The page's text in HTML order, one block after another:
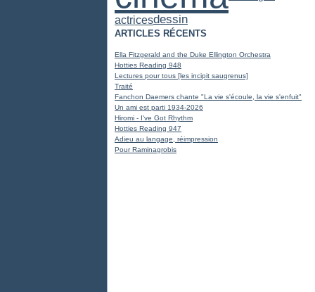
actricesdessin
ARTICLES RÉCENTS
Ella Fitzgerald and the Duke Ellington Orchestra
Hotties Reading 948
Lectures pour tous [les incipit saugrenus]
Traité
Fanchon Daemers chante "La vie s'écoule, la vie s'enfuit"
Un ami est parti 1934-2026
Hiromi - I've Got Rhythm
Hotties Reading 947
Adieu au langage, réimpression
Pour Raminagrobis